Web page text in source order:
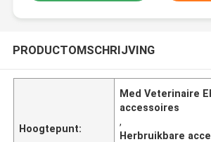
PRODUCTOMSCHRIJVING
Hoogtepunt:
Med Veterinaire
accessoires
,
Herbruikbare